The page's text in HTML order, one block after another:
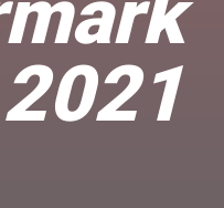
2021